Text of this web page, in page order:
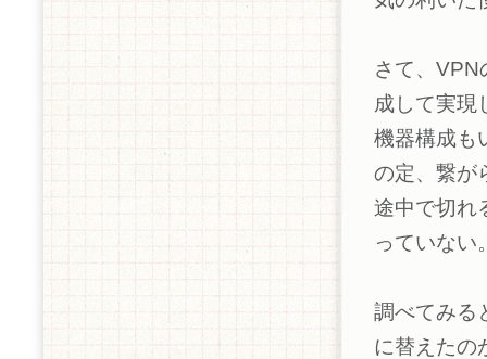
さて、
成して実現
機器構成も
の定、繋が
途中で切れ
っていない
調べてみる
に替えたの